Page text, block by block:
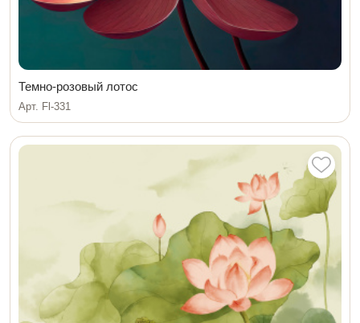
Темно-розовый лотос
Арт. Fl-331